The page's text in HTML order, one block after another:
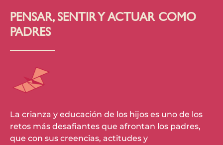
PENSAR, SENTIR Y ACTUAR COMO
PADRES
La crianza y educación de los hijos es uno de los
retos más desafiantes que afrontan los padres,
que con sus creencias, actitudes y